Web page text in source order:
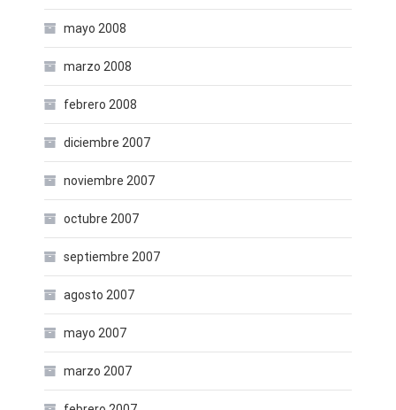
mayo 2008
marzo 2008
febrero 2008
diciembre 2007
noviembre 2007
octubre 2007
septiembre 2007
agosto 2007
mayo 2007
marzo 2007